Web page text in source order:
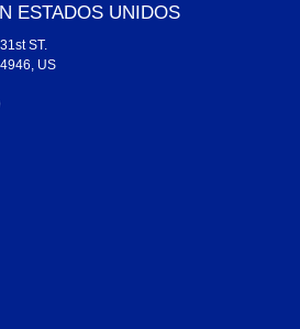
ESTADOS UNIDOS
ST.
US